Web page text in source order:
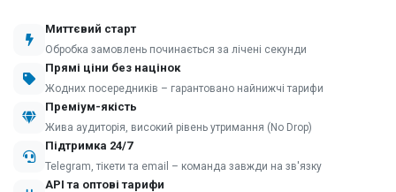
Миттєвий старт
Обробка замовлень починається за лічені секунди
Прямі ціни без націнок
Жодних посередників – гарантовано найнижчі тарифи
Преміум-якість
Жива аудиторія, високий рівень утримання (No Drop)
Підтримка 24/7
Telegram, тікети та email – команда завжди на зв'язку
API та оптові тарифи